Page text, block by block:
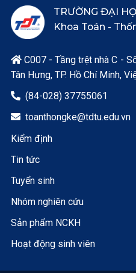
TRƯỜNG ĐẠI
Khoa Toán -
C007 - Tầng trệt nhà C -
Tân Hưng, TP. Hồ Chí Minh,
 (84-028) 37755061
 toanthongke@tdtu.edu.vn
Kiểm định
Tin tức
Tuyển sinh
Nhóm nghiên cứu
Sản phẩm NCKH
Hoạt động sinh viên